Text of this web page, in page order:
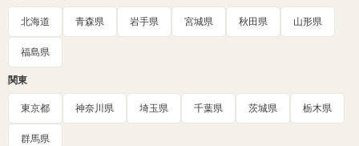
北海道 青森県 岩手県 宮城県 秋田県 山形県
福島県
関東
東京都 神奈川県 埼玉県 千葉県 茨城県 栃木県
群馬県